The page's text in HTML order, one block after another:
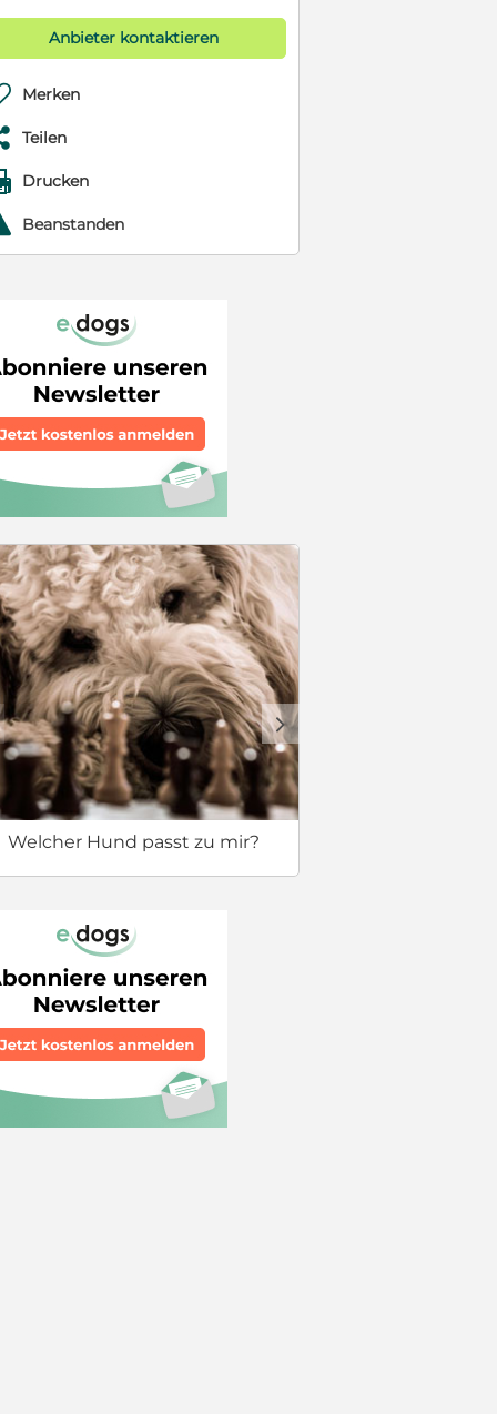
Anbieter kontaktieren
Merken
Teilen
Drucken
Beanstanden
Welcher Hund passt zu mir?
d